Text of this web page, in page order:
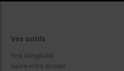
Vos outils
Test d’éligibilité
Suivre votre dossier